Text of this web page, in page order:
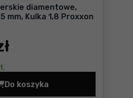
diamentowe,
mm, Kulka 1,8 Proxxon
Do koszyka
Sztyfty szlifierskie